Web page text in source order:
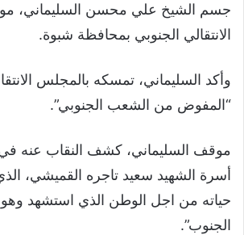
جسم الشيخ علي محسن السليماني،
الانتقالي الجنوبي بمحافظة شبوة.
وأكد السليماني، تمسكه بالمجلس
“المفوض من الشعب الجنوبي”.
موقف السليماني، كشف النقاب عنه في
أسرة الشهيد سعيد تاجره القميشي،
حياته من اجل الوطن الذي استشهد
الجنوب”.